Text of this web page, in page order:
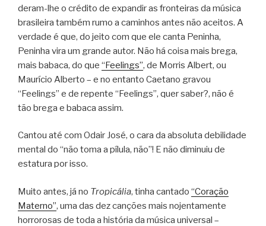
deram-lhe o crédito de expandir as fronteiras da música
brasileira também rumo a caminhos antes não aceitos. A
verdade é que, do jeito com que ele canta Peninha,
Peninha vira um grande autor. Não há coisa mais brega,
mais babaca, do que “Feelings”, de Morris Albert, ou
Maurício Alberto – e no entanto Caetano gravou
“Feelings” e de repente “Feelings”, quer saber?, não é
tão brega e babaca assim.
Cantou até com Odair José, o cara da absoluta debilidade
mental do “não toma a pílula, não”! E não diminuiu de
estatura por isso.
Muito antes, já no Tropicália, tinha cantado “Coração
Materno”, uma das dez canções mais nojentamente
horrorosas de toda a história da música universal –